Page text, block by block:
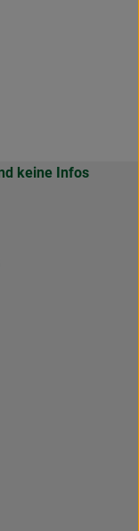
keine Infos